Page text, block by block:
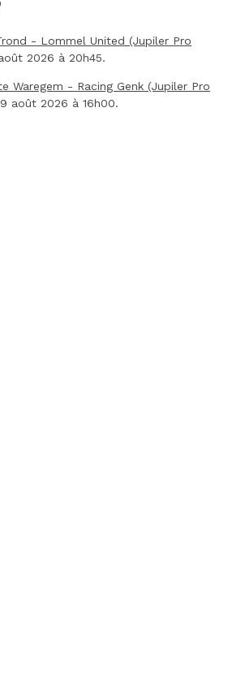
- Lommel United (Jupiler Pro
2026 à 20h45.
Waregem - Racing Genk (Jupiler Pro
août 2026 à 16h00.